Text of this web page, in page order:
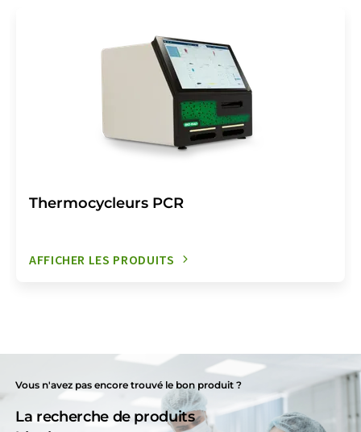
Thermocycleurs PCR
AFFICHER LES PRODUITS
Vous n'avez pas encore trouvé le bon produit ?
La recherche de produits